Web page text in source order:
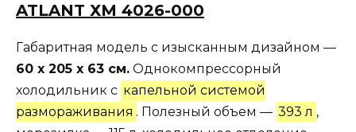
ATLANT ХМ 4026-000
Габаритная модель с изысканным дизайном —
60 х 205 х 63 см. Однокомпрессорный
холодильник с капельной системой
размораживания . Полезный объем — 393 л ,